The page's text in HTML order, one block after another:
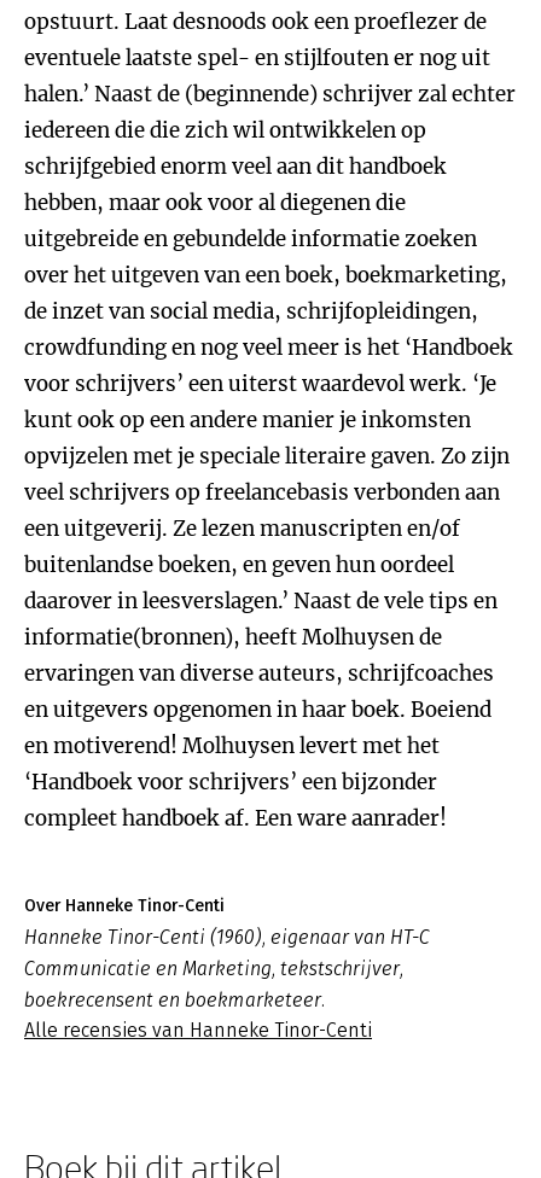
opstuurt. Laat desnoods ook een proeflezer de
eventuele laatste spel- en stijlfouten er nog uit
halen.’ Naast de (beginnende) schrijver zal echter
iedereen die die zich wil ontwikkelen op
schrijfgebied enorm veel aan dit handboek
hebben, maar ook voor al diegenen die
uitgebreide en gebundelde informatie zoeken
over het uitgeven van een boek, boekmarketing,
de inzet van social media, schrijfopleidingen,
crowdfunding en nog veel meer is het ‘Handboek
voor schrijvers’ een uiterst waardevol werk. ‘Je
kunt ook op een andere manier je inkomsten
opvijzelen met je speciale literaire gaven. Zo zijn
veel schrijvers op freelancebasis verbonden aan
een uitgeverij. Ze lezen manuscripten en/of
buitenlandse boeken, en geven hun oordeel
daarover in leesverslagen.’ Naast de vele tips en
informatie(bronnen), heeft Molhuysen de
ervaringen van diverse auteurs, schrijfcoaches
en uitgevers opgenomen in haar boek. Boeiend
en motiverend! Molhuysen levert met het
‘Handboek voor schrijvers’ een bijzonder
compleet handboek af. Een ware aanrader!
Over Hanneke Tinor-Centi
Hanneke Tinor-Centi (1960), eigenaar van HT-C
Communicatie en Marketing, tekstschrijver,
boekrecensent en boekmarketeer.
Alle recensies van Hanneke Tinor-Centi
Boek bij dit artikel